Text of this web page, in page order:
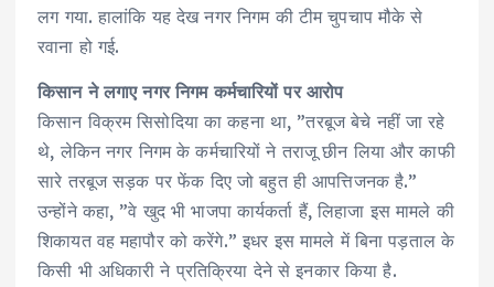
लग गया. हालांकि यह देख नगर निगम की टीम चुपचाप मौके से
रवाना हो गई.
किसान ने लगाए नगर निगम कर्मचारियों पर आरोप
किसान विक्रम सिसोदिया का कहना था, ”तरबूज बेचे नहीं जा रहे
थे, लेकिन नगर निगम के कर्मचारियों ने तराजू छीन लिया और काफी
सारे तरबूज सड़क पर फेंक दिए जो बहुत ही आपत्तिजनक है.”
उन्होंने कहा, ”वे खुद भी भाजपा कार्यकर्ता हैं, लिहाजा इस मामले की
शिकायत वह महापौर को करेंगे.” इधर इस मामले में बिना पड़ताल के
किसी भी अधिकारी ने प्रतिक्रिया देने से इनकार किया है.